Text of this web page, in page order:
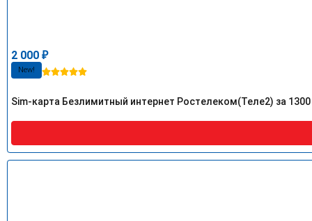
2 000 ₽
New!
Sim-карта Безлимитный интернет Ростелеком(Теле2) за